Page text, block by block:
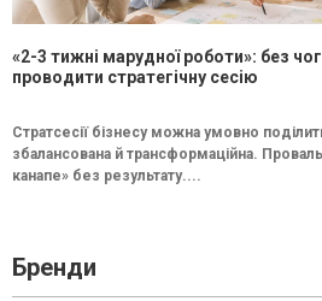
«2-3 тижні марудної роботи»: без
проводити стратегічну сесію
Стратсесії бізнесу можна умовно
збалансована й трансформаційна.
канапе» без результату....
Бренди